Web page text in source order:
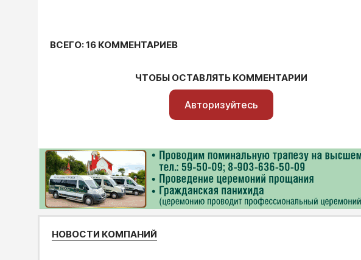
ВСЕГО: 16 КОММЕНТАРИЕВ
ЧТОБЫ ОСТАВЛЯТЬ КОММЕНТАРИИ
Авторизуйтесь
НОВОСТИ КОМПАНИЙ